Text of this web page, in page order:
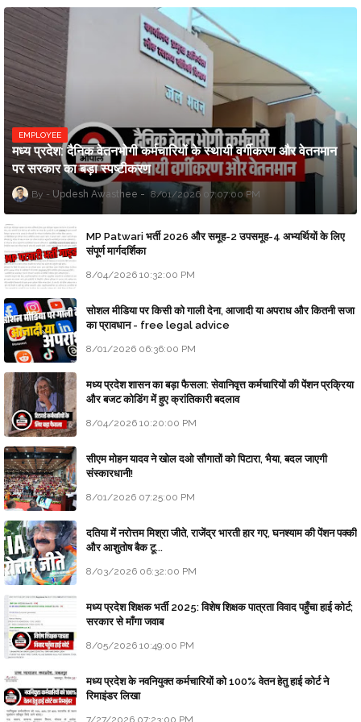
EMPLOYEE
मध्य प्रदेश: दैनिक वेतनभोगी कर्मचारियों के स्थायी वर्गीकरण और वेतनमान
पर सरकार का बड़ा स्पष्टीकरण
Updesh Awasthee 8/01/2026 07:07:00 PM
MP Patwari भर्ती 2026 और समूह-2 उपसमूह-4 अभ्यर्थियों के लिए
संपूर्ण मार्गदर्शिका
8/04/2026 10:32:00 PM
सोशल मीडिया पर किसी को गाली देना, आजादी या अपराध और कितनी सजा
का प्रावधान - free legal advice
8/01/2026 06:36:00 PM
मध्य प्रदेश शासन का बड़ा फैसला: सेवानिवृत्त कर्मचारियों की पेंशन प्रक्रिया
और बजट कोडिंग में हुए क्रांतिकारी बदलाव
8/04/2026 10:20:00 PM
सीएम मोहन यादव ने खोल दओ सौगातों को पिटारा, भैया, बदल जाएगी
संस्कारधानी!
8/01/2026 07:25:00 PM
दतिया में नरोत्तम मिश्रा जीते, राजेंद्र भारती हार गए, घनश्याम की पेंशन पक्की
और आशुतोष बैक टू...
8/03/2026 06:32:00 PM
मध्य प्रदेश शिक्षक भर्ती 2025: विशेष शिक्षक पात्रता विवाद पहुँचा हाई कोर्ट;
सरकार से माँगा जवाब
8/05/2026 10:49:00 PM
मध्य प्रदेश के नवनियुक्त कर्मचारियों को 100% वेतन हेतु हाई कोर्ट ने
रिमाइंडर लिखा
7/27/2026 07:23:00 PM